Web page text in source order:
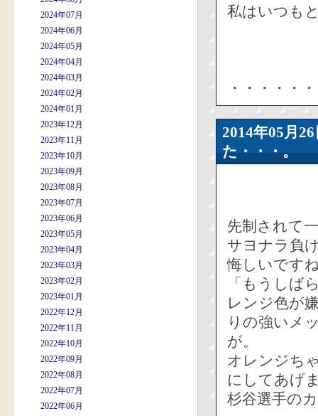
2024年07月
2024年06月
2024年05月
2024年04月
2024年03月
2024年02月
2024年01月
2023年12月
2023年11月
2023年10月
2023年09月
2023年08月
2023年07月
2023年06月
2023年05月
2023年04月
2023年03月
2023年02月
2023年01月
2022年12月
2022年11月
2022年10月
2022年09月
2022年08月
2022年07月
2022年06月
私はいつも
・・・・・・
2014年05
た・・・。
先制されて
サヨナラ負
悔しいです
「もうしば
レンジ色が
りの強いメ
が。
オレンジち
にしてあげ
杉谷選手の